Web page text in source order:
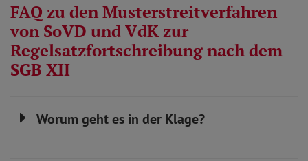
FAQ zu den Musterstreitverfahren
von SoVD und VdK zur
Regelsatzfortschreibung nach dem
SGB XII
Worum geht es in der Klage?